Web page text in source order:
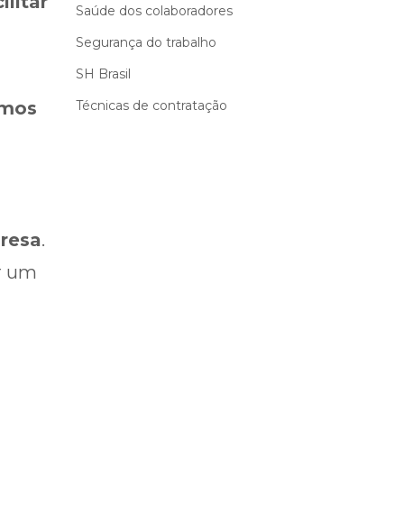
.
um
Saúde dos colaboradores
Segurança do trabalho
SH Brasil
Técnicas de contratação